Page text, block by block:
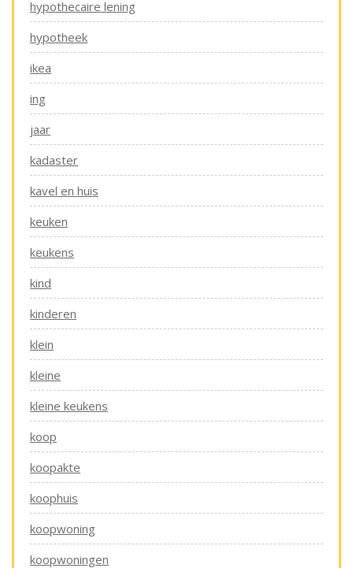
hypothecaire lening
hypotheek
ikea
ing
jaar
kadaster
kavel en huis
keuken
keukens
kind
kinderen
klein
kleine
kleine keukens
koop
koopakte
koophuis
koopwoning
koopwoningen